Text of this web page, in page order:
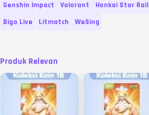
Genshin Impact
Valorant Honkai Star Rail
Bigo Live
Litmatch WeSing
Produk Relevan